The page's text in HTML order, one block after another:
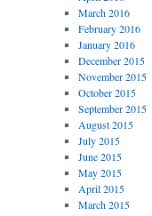
March 2016
February 2016
January 2016
December 2015
November 2015
October 2015
September 2015
August 2015
July 2015
June 2015
May 2015
April 2015
March 2015